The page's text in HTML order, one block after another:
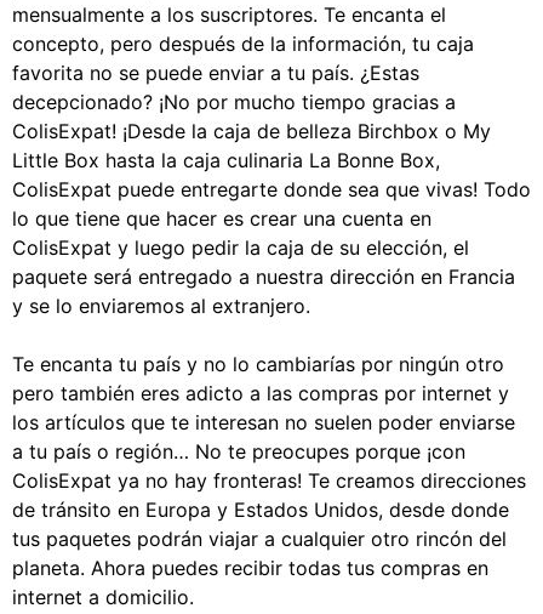
mensualmente a los suscriptores. Te encanta el
concepto, pero después de la información, tu caja
favorita no se puede enviar a tu país. ¿Estas
decepcionado? ¡No por mucho tiempo gracias a
ColisExpat! ¡Desde la caja de belleza Birchbox o My
Little Box hasta la caja culinaria La Bonne Box,
ColisExpat puede entregarte donde sea que vivas! Todo
lo que tiene que hacer es crear una cuenta en
ColisExpat y luego pedir la caja de su elección, el
paquete será entregado a nuestra dirección en Francia
y se lo enviaremos al extranjero.
Te encanta tu país y no lo cambiarías por ningún otro
pero también eres adicto a las compras por internet y
los artículos que te interesan no suelen poder enviarse
a tu país o región… No te preocupes porque ¡con
ColisExpat ya no hay fronteras! Te creamos direcciones
de tránsito en Europa y Estados Unidos, desde donde
tus paquetes podrán viajar a cualquier otro rincón del
planeta. Ahora puedes recibir todas tus compras en
internet a domicilio.